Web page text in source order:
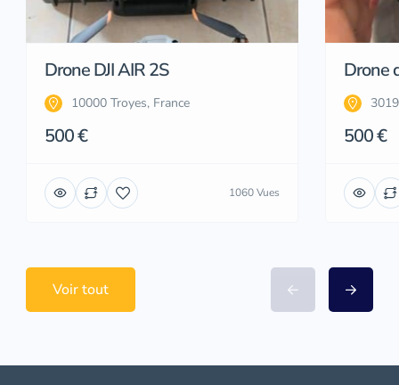
Drone DJI AIR 2S
10000 Troyes, France
500 €
1060 Vues
Drone
500 €
Voir tout